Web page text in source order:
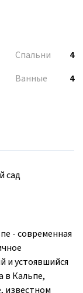
Спальни
4
Ванные
4
сад
- современная
и устоявшийся
в Кальпе,
известном